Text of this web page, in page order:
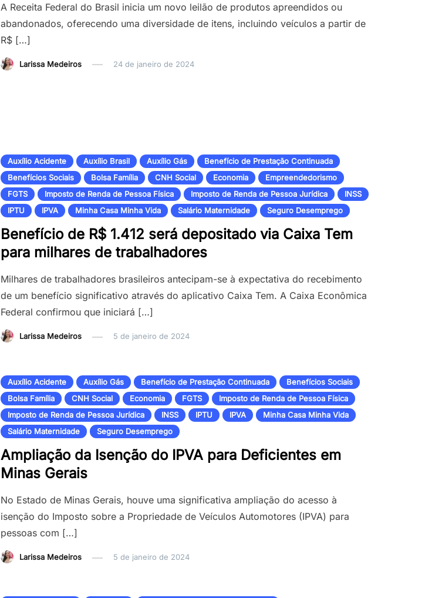
A Receita Federal do Brasil inicia um novo leilão de produtos apreendidos ou
abandonados, oferecendo uma diversidade de itens, incluindo veículos a partir de
R$ […]
Larissa Medeiros 24 de janeiro de 2024
Auxílio Acidente Auxílio Brasil Auxílio Gás
Benefício de Prestação Continuada
Benefícios Sociais
Bolsa Família CNH Social Economia
Empreendedorismo
FGTS
Imposto de Renda de Pessoa Física Imposto de Renda de Pessoa Jurídica
INSS
IPTU
IPVA Minha Casa Minha Vida Salário Maternidade Seguro Desemprego
Benefício de R$ 1.412 será depositado via Caixa Tem
para milhares de trabalhadores
Milhares de trabalhadores brasileiros antecipam-se à expectativa do recebimento
de um benefício significativo através do aplicativo Caixa Tem. A Caixa Econômica
Federal confirmou que iniciará […]
Larissa Medeiros 5 de janeiro de 2024
Auxílio Acidente Auxílio Gás Benefício de Prestação Continuada
Benefícios Sociais
Bolsa Família
CNH Social Economia FGTS
Imposto de Renda de Pessoa Física
Imposto de Renda de Pessoa Jurídica
INSS IPTU IPVA
Minha Casa Minha Vida
Salário Maternidade
Seguro Desemprego
Ampliação da Isenção do IPVA para Deficientes em
Minas Gerais
No Estado de Minas Gerais, houve uma significativa ampliação do acesso à
isenção do Imposto sobre a Propriedade de Veículos Automotores (IPVA) para
pessoas com […]
Larissa Medeiros 5 de janeiro de 2024